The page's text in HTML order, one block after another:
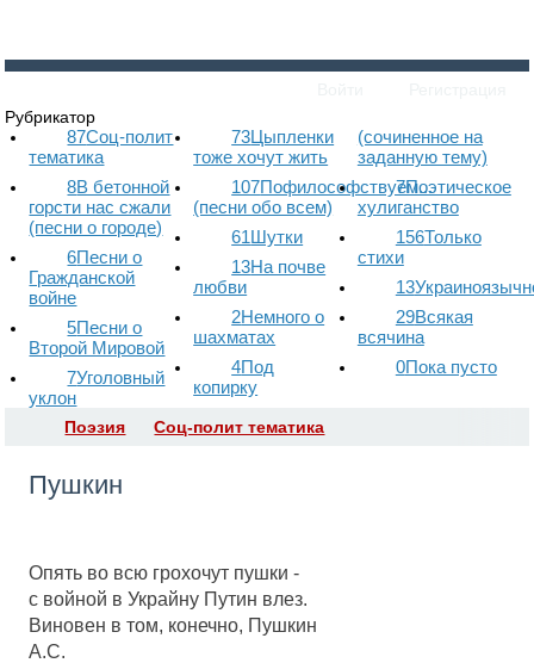
Рубрикатор
87Соц-полит
тематика
8В бетонной
горсти нас сжали
(песни о городе)
6Песни о
Гражданской
войне
5Песни о
Второй Мировой
7Уголовный
уклон
73Цыпленки
тоже хочут жить
107Пофилософствуем...
(песни обо всем)
61Шутки
13На почве
любви
2Немного о
шахматах
4Под
копирку
(сочиненное на
заданную тему)
7Поэтическое
хулиганство
156Только
стихи
13
29Всякая
всячина
0Пока пусто
Поэзия Соц-полит тематика
Пушкин
Опять во всю грохочут пушки -
с войной в Украйну Путин влез.
Виновен в том, конечно, Пушкин
А.С.